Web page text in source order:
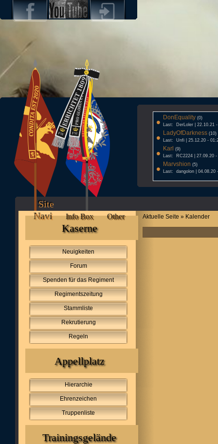
• DonEquality (0)
Last: DerLoler | 22.10.21
• LadyOfDarkness (10)
Last: Unfi | 25.12.20 -
• Karl (9)
Last: RC2224 | 27.09.20 -
• Marvshion (5)
Last: dangolon | 04.08.20
Site
Navi
Info Box Other
Kaserne
Neuigkeiten
Forum
Spenden für das Regiment
Regimentszeitung
Stammliste
Rekrutierung
Regeln
Appellplatz
Hierarchie
Ehrenzeichen
Truppenliste
Trainingsgelände
Aktuelle Seite » Kalender